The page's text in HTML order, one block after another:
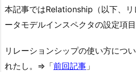
本記事ではRelationship（以下、
ータモデルインスペクタの設定項
リレーションシップの使い方につ
れたし。⇒「前回記事 」